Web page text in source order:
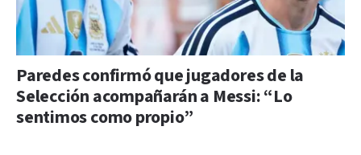
Paredes confirmó que jugadores de la
Selección acompañarán a Messi: “Lo
sentimos como propio”